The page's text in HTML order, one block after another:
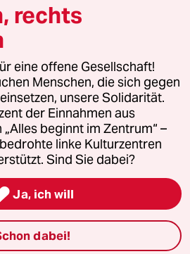
Vertriebs GmbH
Fragen oder für Genehmigungen
Kommune-Richtlinien
Impressum AGB
widerrufen (Ads)
rechts
eine offene Gesellschaft!
Menschen, die sich gegen
unsere Solidarität.
der Einnahmen aus
beginnt im Zentrum“ –
linke Kulturzentren
Sind Sie dabei?
Ja, ich will
dabei!